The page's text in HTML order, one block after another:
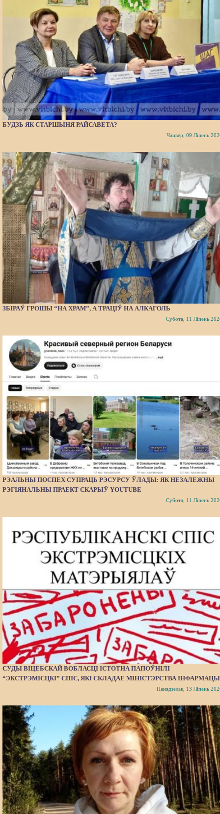
БУДЗЬ ЯК СТАРШЫНЯ РАЙСАВЕТА?
Чацвер, 09 Ліпень
ЗБІРАЎ ГРОШЫ “НА ХРАМ”, А ТРАЦІЎ НА АЛКАГОЛЬ
Субота, 11 Ліпень
РЭАЛЬНЫ ПОСПЕХ СУПРАЦЬ РЭСУРСУ ЎЛАДЫ: ЯК НЕЗАЛЕЖНЫ
РЭГІЯНАЛЬНЫ ПРАЕКТ СКАРЫЎ YOUTUBE
Субота, 11 Ліпень
СУДЫ ВІЦЕБСКАЙ ВОБЛАСЦІ ІСТОТНА ПАПОЎНІЛІ
“ЭКСТРЭМІСЦКІ” СПІС, ЯКІ СКЛАДАЕ МІНІСТЭРСТВА
Панядзелак, 13 Ліпень